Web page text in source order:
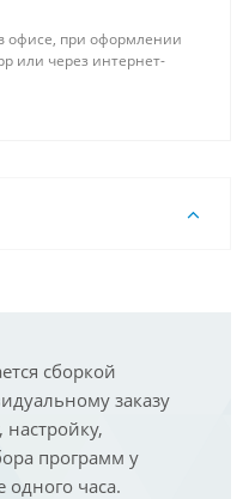
офисе, при оформлении
или через интернет-
сборкой
заказу
настройку,
программ у
одного часа.